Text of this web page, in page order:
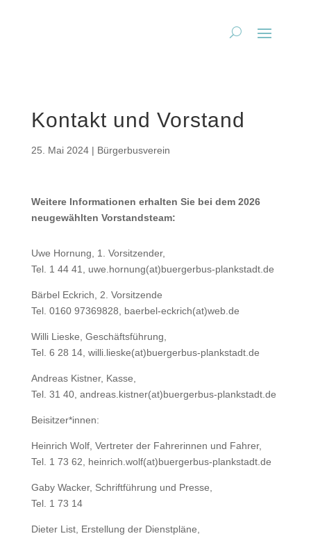
Kontakt und Vorstand
25. Mai 2024| Bürgerbusverein
Weitere Informationen erhalten Sie bei dem 2026
neugewählten Vorstandsteam:
Uwe Hornung, 1. Vorsitzender,
Tel. 1 44 41, uwe.hornung(at)buergerbus-plankstadt.de
Bärbel Eckrich, 2. Vorsitzende
Tel. 0160 97369828, baerbel-eckrich(at)web.de
Willi Lieske, Geschäftsführung,
Tel. 6 28 14, willi.lieske(at)buergerbus-plankstadt.de
Andreas Kistner, Kasse,
Tel. 31 40, andreas.kistner(at)buergerbus-plankstadt.de
Beisitzer*innen:
Heinrich Wolf, Vertreter der Fahrerinnen und Fahrer,
Tel. 1 73 62, heinrich.wolf(at)buergerbus-plankstadt.de
Gaby Wacker, Schriftführung und Presse,
Tel. 1 73 14
Dieter List, Erstellung der Dienstpläne,